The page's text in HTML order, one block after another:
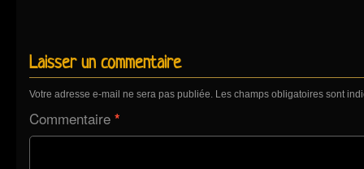
Laisser un commentaire
Votre adresse e-mail ne sera pas publiée. Les champs obligatoires sont
Commentaire *